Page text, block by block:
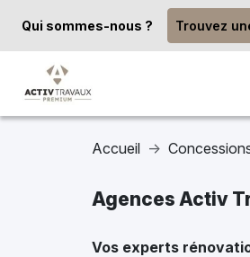
Qui sommes-nous ? Trouvez
Accueil
Agences Activ
Vos experts